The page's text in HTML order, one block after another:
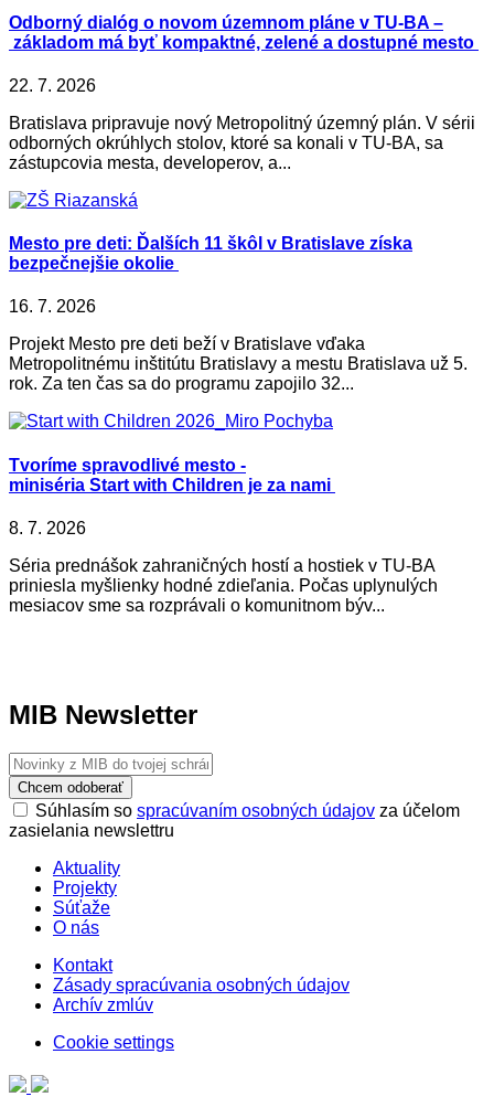
Odborný dialóg o novom územnom pláne v TU-BA –
základom má byť kompaktné, zelené a dostupné mesto
22. 7. 2026
Bratislava pripravuje nový Metropolitný územný plán. V sérii
odborných okrúhlych stolov, ktoré sa konali v TU-BA, sa
zástupcovia mesta, developerov, a...
Mesto pre deti: Ďalších 11 škôl v Bratislave získa
bezpečnejšie okolie
16. 7. 2026
Projekt Mesto pre deti beží v Bratislave vďaka
Metropolitnému inštitútu Bratislavy a mestu Bratislava už 5.
rok. Za ten čas sa do programu zapojilo 32...
Tvoríme spravodlivé mesto -
miniséria Start with Children je za nami
8. 7. 2026
Séria prednášok zahraničných hostí a hostiek v TU-BA
priniesla myšlienky hodné zdieľania. Počas uplynulých
mesiacov sme sa rozprávali o komunitnom býv...
MIB Newsletter
Chcem odoberať
Súhlasím so spracúvaním osobných údajov za účelom
zasielania newslettru
Aktuality
Projekty
Súťaže
O nás
Kontakt
Zásady spracúvania osobných údajov
Archív zmlúv
Cookie settings